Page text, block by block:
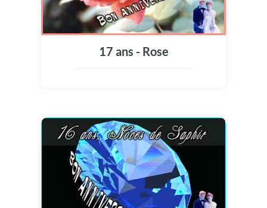
17 ans - Rose